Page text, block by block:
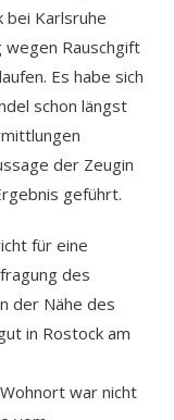
bei Karlsruhe
wegen Rauschgift
Es habe sich
schon längst
der Zeugin
geführt.
für eine
des
der Nähe des
in Rostock am
war nicht